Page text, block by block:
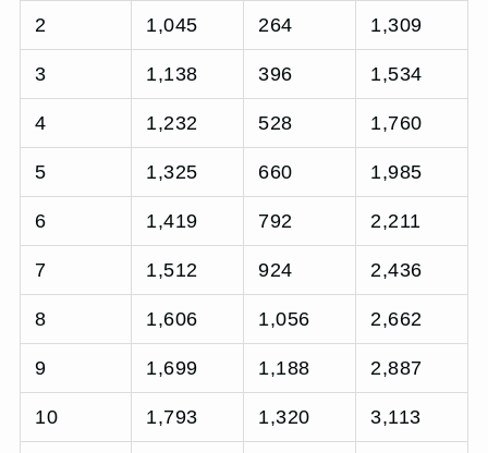
2 1,045 264 1,309
3 1,138 396 1,534
4 1,232 528 1,760
5 1,325 660 1,985
6 1,419 792 2,211
7 1,512 924 2,436
8 1,606 1,056 2,662
9 1,699 1,188 2,887
10 1,793 1,320 3,113